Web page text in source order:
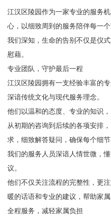
江汉区陵园作为一家专业的服务
心，以细致周到的服务陪伴每一
我们深知，生命的告别不仅是仪
慰藉。
专业团队，守护最后一程
江汉区陵园拥有一支经验丰富的
深谙传统文化与现代服务理念。
他们以温和的态度、专业的知识
从初期的咨询到后续的各项安排
求，细致解答疑问，确保每个细节
我们的服务人员深谙人情世微，
议。
他们不仅关注流程的完整性，更
暖的话语和专业的建议，帮助家属
全程服务，减轻家属负担